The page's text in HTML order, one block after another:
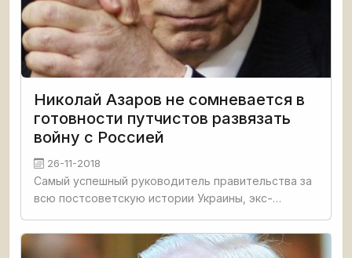
Николай Азаров не сомневается в
готовности путчистов развязать
войну с Россией
26-11-2018
Самый успешный руководитель правительства за
всю постсоветскую истории Украины, экс-
прокомментировал ситуацию, сложившуюся
после задержания